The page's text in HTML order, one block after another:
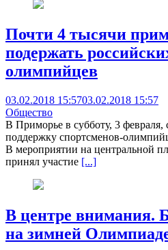
Почти 4 тысячи
подержать
олимпийцев
03.02.2018 15:5703.02.2018 15:57
Общество
В Приморье в субботу, 3 февраля,
поддержку спортсменов-
В мероприятии на центральной
принял участие [...]
В центре внимания.
на зимней